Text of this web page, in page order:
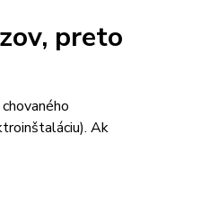
preto
Ak